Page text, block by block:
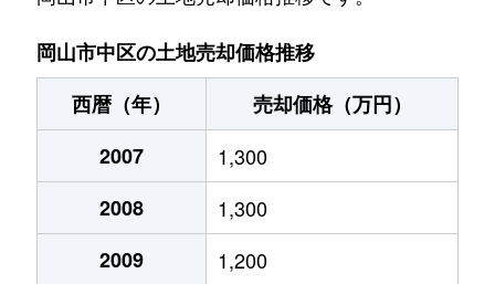
神下
2,100万円 東岡山
国府市場
1,100万円 高島(岡山)
徒歩21分
5,300万円
1,400万円
樶東町
2,500万円
岡山市中区の土地売却価格推移
西暦（年）
売却価格（万円）
2007
1,300
2008
1,300
2009
1,200